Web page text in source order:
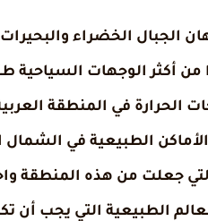
الجبال الخضراء
أكثر الوجهات السياحية
في المنطقة
الطبيعية في الشمال
جعلت من هذه المنطقة
الطبيعية التي يجب أن